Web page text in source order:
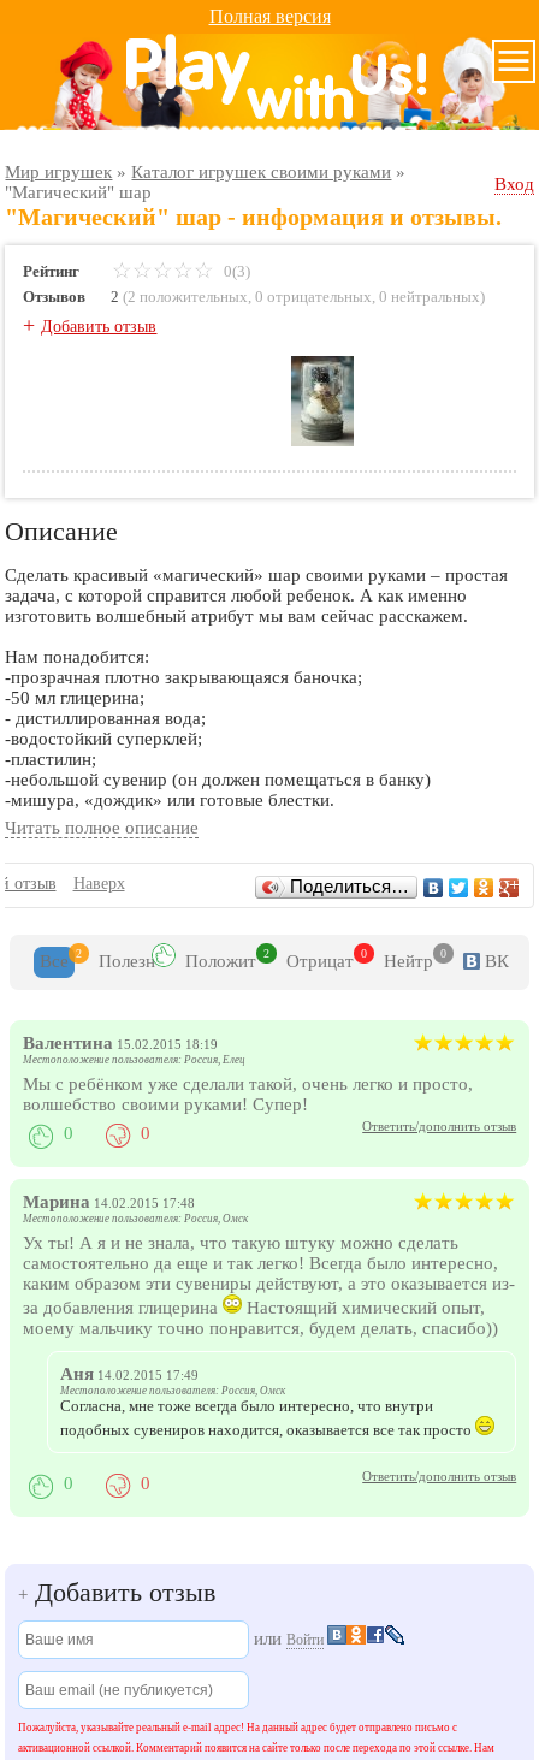
Полная версия
Мир игрушек »Каталог игрушек своими руками »
"Магический" шар
Вход
"Магический" шар - информация и отзывы.
Рейтинг
0(3)
Отзывов
2 (2 положительных,0 отрицательных,0 нейтральных)
+Добавить отзыв
Описание
Сделать красивый «магический» шар своими руками – простая
задача, с которой справится любой ребенок. А как именно
изготовить волшебный атрибут мы вам сейчас расскажем.
Нам понадобится:
-прозрачная плотно закрывающаяся баночка;
-50 мл глицерина;
- дистиллированная вода;
-водостойкий суперклей;
-пластилин;
-небольшой сувенир (он должен помещаться в банку)
-мишура, «дождик» или готовые блестки.
1). Возьмем пластилин, разомнем его и с помощью суперклея
приклеим к внутренней части крышки.
2). Сверху на получившийся постамент приклеим сувенир.
3). Нарежем мишуру или «дождик».
5). Выливаем глицерин, добавляем воду. Пропорции вы можете
определить самостоятельно: чем больше глицерина – тем
медленнее будут опускаться блестки в нашем шаре.
Переворачиваем – вуаля, наш «шар» готов!
Читать полное описание
Отзывы
отзыв Наверх Поделиться…
Все 2 Полезн Положит 2 Отрицат 0 Нейтр 0 ВК
Валентина 15.02.2015 18:19
Местоположение пользователя: Россия, Елец
Мы с ребёнком уже сделали такой, очень легко и просто,
волшебство своими руками! Супер!
Ответить/дополнить отзыв
0 0
Марина 14.02.2015 17:48
Местоположение пользователя: Россия, Омск
Ух ты! А я и не знала, что такую штуку можно сделать
самостоятельно да еще и так легко! Всегда было интересно,
каким образом эти сувениры действуют, а это оказывается из-
за добавления глицерина
Настоящий химический опыт,
моему мальчику точно понравится, будем делать, спасибо))
Аня 14.02.2015 17:49
Местоположение пользователя: Россия, Омск
Согласна, мне тоже всегда было интересно, что внутри
подобных сувениров находится, оказывается все так просто
Ответить/дополнить отзыв
0 0
+ Добавить отзыв
илиВойти
Пожалуйста, указывайте реальный e-mail адрес! На данный адрес будет отправлено письмо с
активационной ссылкой. Комментарий появится на сайте только после перехода по этой ссылке. Нам